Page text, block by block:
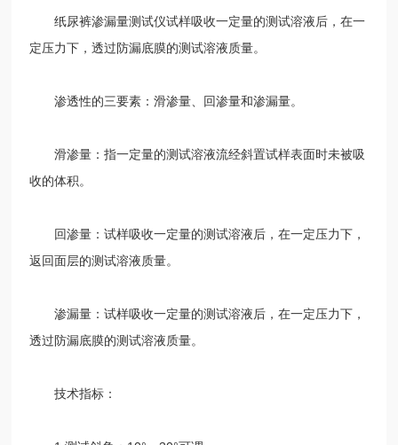
纸尿裤渗漏量测试仪试样吸收一定量的测试溶液后，在一
定压力下，透过防漏底膜的测试溶液质量。
渗透性的三要素：滑渗量、回渗量和渗漏量。
滑渗量：指一定量的测试溶液流经斜置试样表面时未被吸
收的体积。
回渗量：试样吸收一定量的测试溶液后，在一定压力下，
返回面层的测试溶液质量。
渗漏量：试样吸收一定量的测试溶液后，在一定压力下，
透过防漏底膜的测试溶液质量。
技术指标：